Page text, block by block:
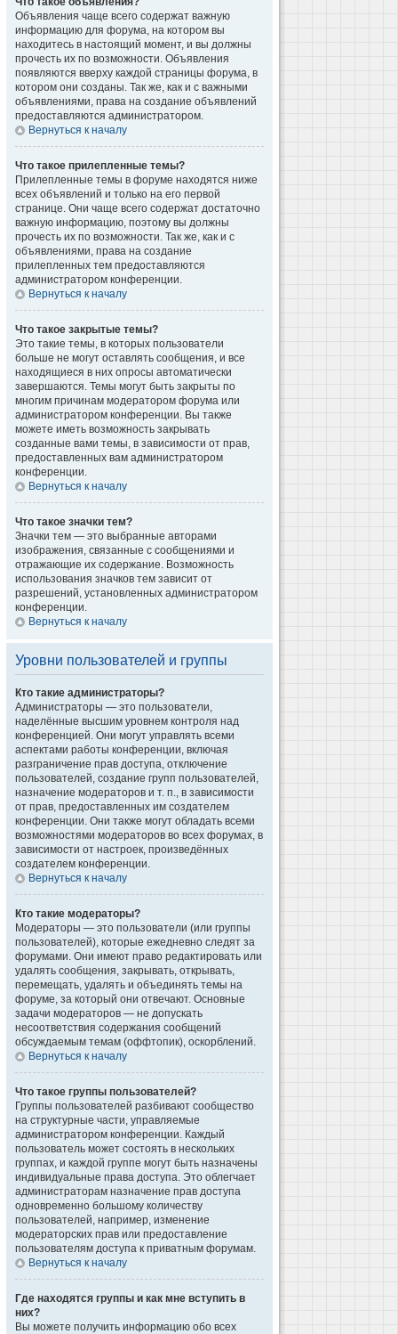
Объявления чаще всего содержат важную
информацию для форума, на котором вы
находитесь в настоящий момент, и вы должны
прочесть их по возможности. Объявления
появляются вверху каждой страницы форума, в
котором они созданы. Так же, как и с важными
объявлениями, права на создание объявлений
предоставляются администратором.
Вернуться к началу
Что такое прилепленные темы?
Прилепленные темы в форуме находятся ниже
всех объявлений и только на его первой
странице. Они чаще всего содержат достаточно
важную информацию, поэтому вы должны
прочесть их по возможности. Так же, как и с
объявлениями, права на создание
прилепленных тем предоставляются
администратором конференции.
Вернуться к началу
Что такое закрытые темы?
Это такие темы, в которых пользователи
больше не могут оставлять сообщения, и все
находящиеся в них опросы автоматически
завершаются. Темы могут быть закрыты по
многим причинам модератором форума или
администратором конференции. Вы также
можете иметь возможность закрывать
созданные вами темы, в зависимости от прав,
предоставленных вам администратором
конференции.
Вернуться к началу
Что такое значки тем?
Значки тем — это выбранные авторами
изображения, связанные с сообщениями и
отражающие их содержание. Возможность
использования значков тем зависит от
разрешений, установленных администратором
конференции.
Вернуться к началу
Уровни пользователей и группы
Кто такие администраторы?
Администраторы — это пользователи,
наделённые высшим уровнем контроля над
конференцией. Они могут управлять всеми
аспектами работы конференции, включая
разграничение прав доступа, отключение
пользователей, создание групп пользователей,
назначение модераторов и т. п., в зависимости
от прав, предоставленных им создателем
конференции. Они также могут обладать всеми
возможностями модераторов во всех форумах, в
зависимости от настроек, произведённых
создателем конференции.
Вернуться к началу
Кто такие модераторы?
Модераторы — это пользователи (или группы
пользователей), которые ежедневно следят за
форумами. Они имеют право редактировать или
удалять сообщения, закрывать, открывать,
перемещать, удалять и объединять темы на
форуме, за который они отвечают. Основные
задачи модераторов — не допускать
несоответствия содержания сообщений
обсуждаемым темам (оффтопик), оскорблений.
Вернуться к началу
Что такое группы пользователей?
Группы пользователей разбивают сообщество
на структурные части, управляемые
администратором конференции. Каждый
пользователь может состоять в нескольких
группах, и каждой группе могут быть назначены
индивидуальные права доступа. Это облегчает
администраторам назначение прав доступа
одновременно большому количеству
пользователей, например, изменение
модераторских прав или предоставление
пользователям доступа к приватным форумам.
Вернуться к началу
Где находятся группы и как мне вступить в
них?
Вы можете получить информацию обо всех